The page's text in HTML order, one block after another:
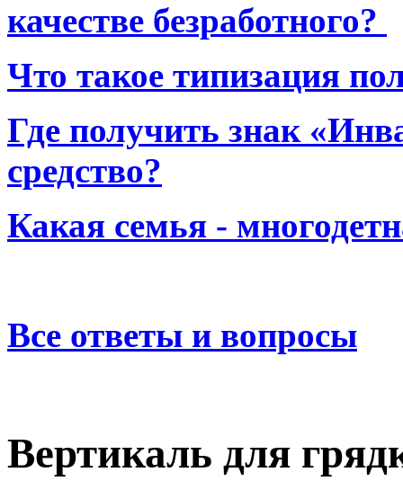
качестве безработного?
Что такое типизация
Где получить знак
средство?
Какая семья -
Все ответы и вопросы
Вертикаль для